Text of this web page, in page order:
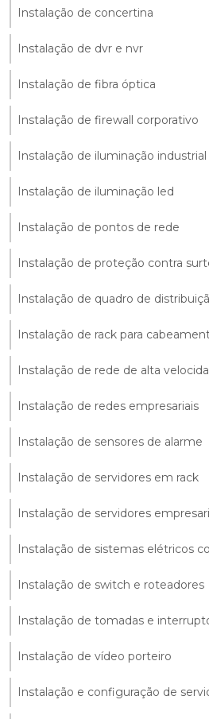
Instalação de concertina
Instalação de dvr e nvr
Instalação de fibra óptica
Instalação de firewall corporativo
Instalação de iluminação industrial
Instalação de iluminação led
Instalação de pontos de rede
Instalação de proteção contra
Instalação de quadro de
Instalação de rack para
Instalação de rede de alta
Instalação de redes empresariais
Instalação de sensores de alarme
Instalação de servidores em rack
Instalação de servidores
Instalação de sistemas elétricos
Instalação de switch e roteadores
Instalação de tomadas e
Instalação de vídeo porteiro
Instalação e configuração de